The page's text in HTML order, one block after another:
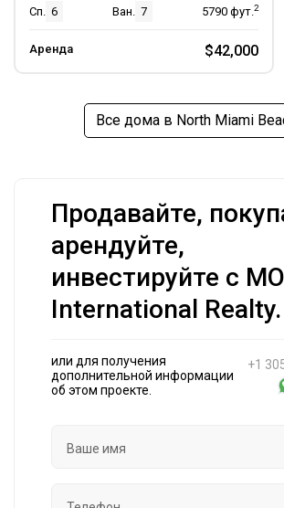
Сп. 6 Ван. 7 5790 фут.2
Аренда $42,000
Все дома в North Miami
Продавайте,
арендуйте,
инвестируйте с
International Realty.
или для получения
дополнительной информации
об этом проекте.
+1